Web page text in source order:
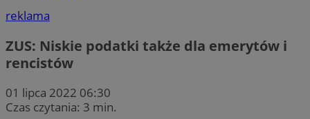
reklama
ZUS: Niskie podatki także dla emerytów i
rencistów
01 lipca 2022 06:30
Czas czytania: 3 min.